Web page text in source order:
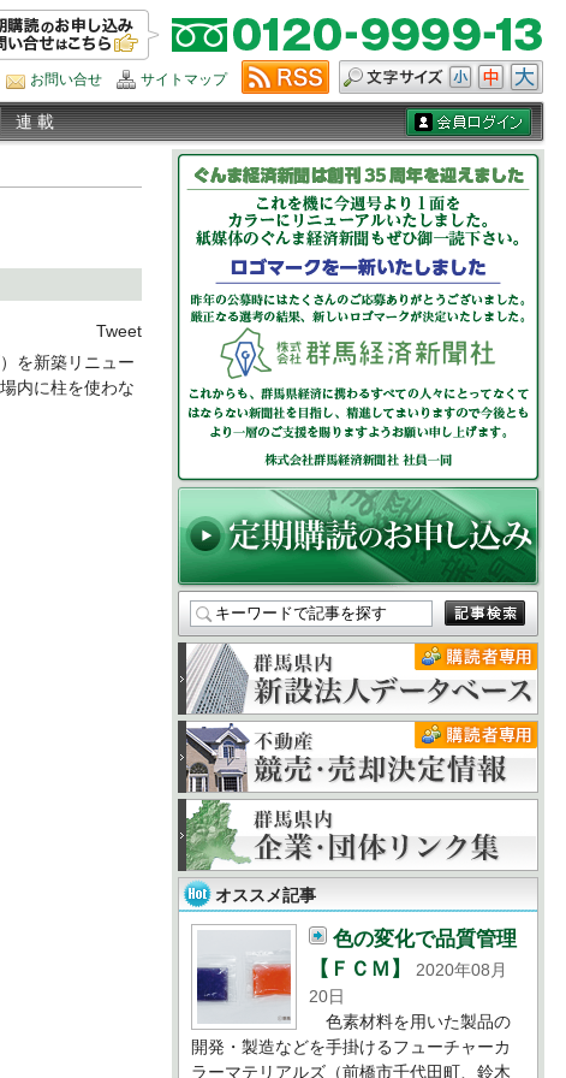
お問い合せ サイトマップ
連 載
Tweet
を新築リニュー
内に柱を使わな
オススメ記事
色の変化で品質管理
【ＦＣＭ】
2020年08月
20日
色素材料を用いた製品の
開発・製造などを手掛けるフューチャーカ
ラーマテリアルズ（前橋市千代田町、鈴木